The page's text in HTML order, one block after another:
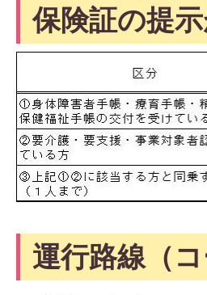
保険証の提
運行路線（コ